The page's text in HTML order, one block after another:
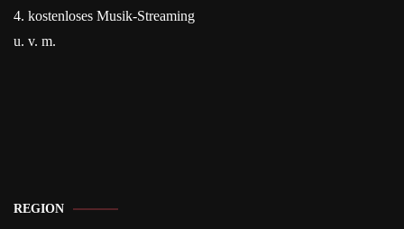
4. kostenloses Musik-Streaming
u. v. m.
REGION